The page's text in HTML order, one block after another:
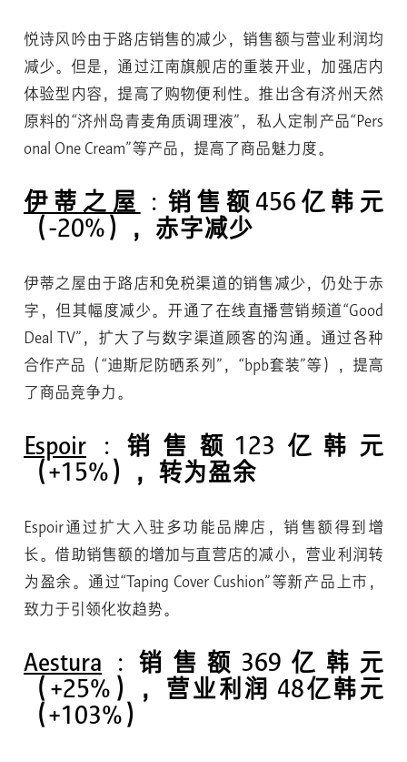
悦诗风吟由于路店销售的减少，销售额与营业利润均
减少。但是，通过江南旗舰店的重装开业，加强店内
体验型内容，提高了购物便利性。推出含有济州天然
原料的“济州岛青麦角质调理液”，私人定制产品“Pers
onal One Cream”等产品，提高了商品魅力度。
伊蒂之屋
: 销售额456亿韩元
（-20%），赤字减少
伊蒂之屋由于路店和免税渠道的销售减少，仍处于赤
字，但其幅度减少。开通了在线直播营销频道“Good
Deal TV”，扩大了与数字渠道顾客的沟通。通过各种
合作产品（“迪斯尼防晒系列”，“bpb套装”等），提高
了商品竞争力。
Espoir : 销售额123亿韩元
（+15%），转为盈余
Espoir通过扩大入驻多功能品牌店，销售额得到增
长。借助销售额的增加与直营店的减小，营业利润转
为盈余。通过“Taping Cover Cushion”等新产品上市，
致力于引领化妆趋势。
Aestura : 销售额369亿韩元
（+25%），营业利润 48亿韩元
（+103%）